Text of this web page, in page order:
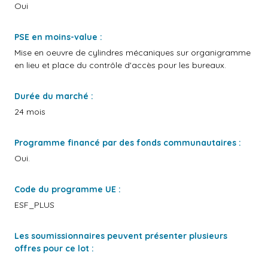
Oui
PSE en moins-value :
Mise en oeuvre de cylindres mécaniques sur organigramme
en lieu et place du contrôle d'accès pour les bureaux.
Durée du marché :
24 mois
Programme financé par des fonds communautaires :
Oui.
Code du programme UE :
ESF_PLUS
Les soumissionnaires peuvent présenter plusieurs
offres pour ce lot :